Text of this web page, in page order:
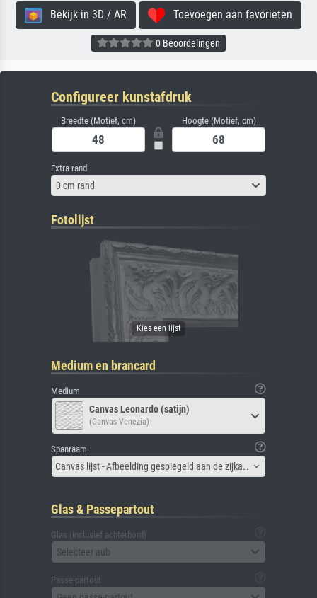
Bekijk in 3D / AR Toevoegen aan favorieten
0 Beoordelingen
Configureer kunstafdruk
Breedte (Motief, cm) Hoogte (Motief, cm)
Extra rand
0 cm rand
Fotolijst
Medium en brancard
Medium
Canvas Leonardo (satijn)
(Canvas Venezia)
Spanraam
Canvas lijst - Afbeelding gespiegeld aan de zijkant
Glas & Passepartout
Glas (inclusief achterbord)
Selecteer aub
Passe-partout